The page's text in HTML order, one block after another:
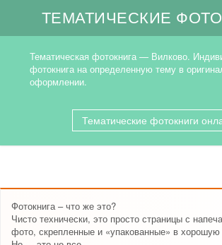
ТЕМАТИЧЕСКИЕ
Тематическая фотокнига — Вилково.
фотокнига на определенную тему в
оформлении.
Тематические фотокниги
Фотокнига – что же это?
Чисто технически, это просто страницы с
фото, скрепленные и «упакованные» в хорошую